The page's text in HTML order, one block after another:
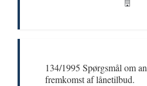
134/1995 Spørgsmål om
fremkomst af lånetilbud.